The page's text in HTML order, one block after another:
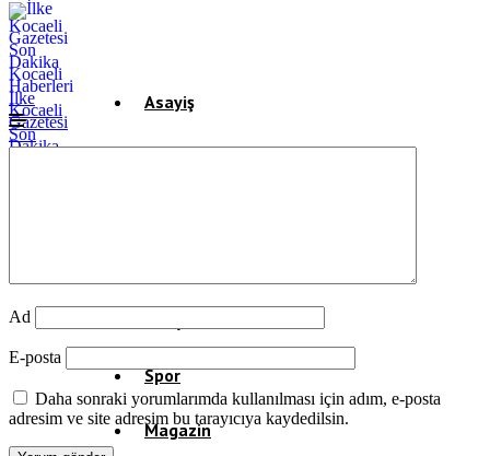
İlke
Kocaeli
Gazetesi
Son
Dakika
Asayiş
Spor
Magazin
Ad
E-posta
Daha sonraki yorumlarımda kullanılması için adım, e-posta
adresim ve site adresim bu tarayıcıya kaydedilsin.